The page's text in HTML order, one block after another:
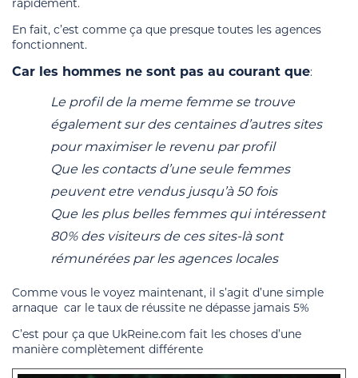
En fait, c’est comme ça que presque toutes les agences
fonctionnent.
Car les hommes ne sont pas au courant que:
Le profil de la meme femme se trouve
également sur des centaines d’autres sites
pour maximiser le revenu par profil
Que les contacts d’une seule femmes
peuvent etre vendus jusqu’à 50 fois
Que les plus belles femmes qui intéressent
80% des visiteurs de ces sites-là sont
rémunérées par les agences locales
Comme vous le voyez maintenant, il s’agit d’une simple
arnaque car le taux de réussite ne dépasse jamais 5%
C’est pour ça que UkReine.com fait les choses d’une
manière complètement différente